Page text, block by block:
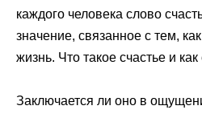
каждого человека слово
значение, связанное с тем,
жизнь. Что такое счастье и как
Заключается ли оно в